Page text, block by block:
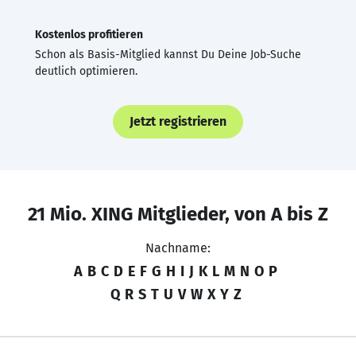
Kostenlos profitieren
Schon als Basis-Mitglied kannst Du Deine Job-Suche
deutlich optimieren.
Jetzt registrieren
21 Mio. XING Mitglieder, von A bis Z
Nachname:
A B C D E F G H I J K L M N O P
Q R S T U V W X Y Z